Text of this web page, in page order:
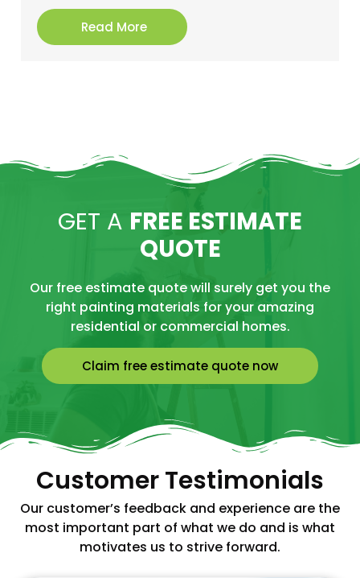
Read More
GET A FREE ESTIMATE
QUOTE
Our free estimate quote will surely get you the
right painting materials for your amazing
residential or commercial homes.
Claim free estimate quote now
Customer Testimonials
Our customer’s feedback and experience are the
most important part of what we do and is what
motivates us to strive forward.